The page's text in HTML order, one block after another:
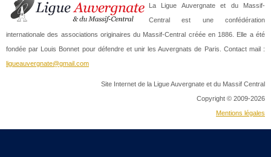
La Ligue Auvergnate et du Massif-
Central est une confédération
internationale des associations originaires du Massif-Central créée en 1886. Elle a été
fondée par Louis Bonnet pour défendre et unir les Auvergnats de Paris. Contact mail :
ligueauvergnate@gmail.com
Site Internet de la Ligue Auvergnate et du Massif Central
Copyright © 2009-2026
Mentions légales